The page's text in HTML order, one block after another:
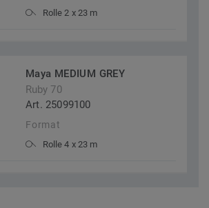
Rolle 2 x 23 m
Maya MEDIUM GREY
Ruby 70
Art. 25099100
Format
Rolle 4 x 23 m